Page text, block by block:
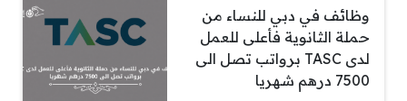
وظائف في دبي للنساء من
حملة الثانوية فأعلى للعمل
لدى TASC برواتب تصل الى
7500 درهم شهريا